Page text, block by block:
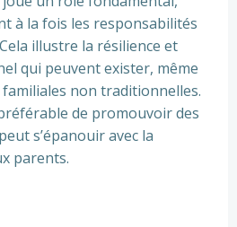
à la fois les responsabilités
illustre la résilience et
qui peuvent exister, même
non traditionnelles.
de promouvoir des
s’épanouir avec la
parents.